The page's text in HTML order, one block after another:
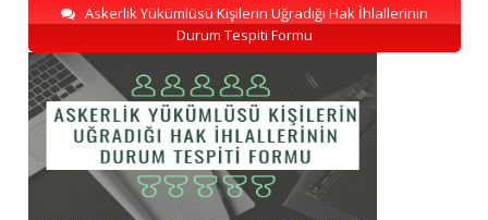
Askerlik Yükümlüsü Kişilerin Uğradığı Hak İhlallerinin
Durum Tespiti Formu